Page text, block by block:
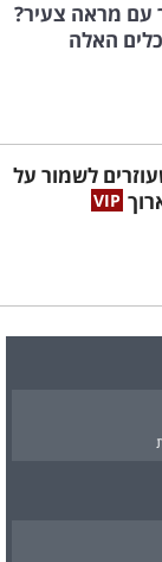
עם מראה צעיר?
לשמור על